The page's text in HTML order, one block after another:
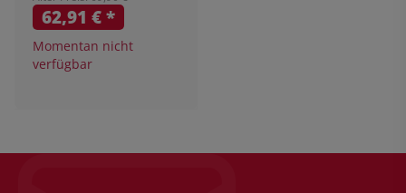
62,91 €*
Momentan nicht
verfügbar